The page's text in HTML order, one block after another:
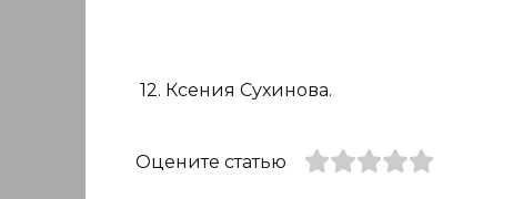
12. Ксения Сухинова.
Оцените статью